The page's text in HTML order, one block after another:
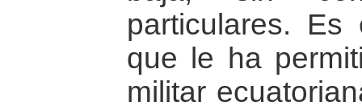
particulares. Es
que le ha
militar